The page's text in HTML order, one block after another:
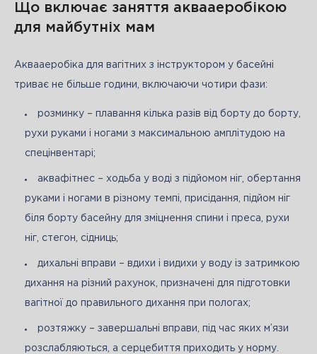
Що включає заняття аквааеробікою
для майбутніх мам
Аквааеробіка для вагітних з інструктором у басейні
триває не більше години, включаючи чотири фази:
розминку – плавання кілька разів від борту до борту,
рухи руками і ногами з максимальною амплітудою на
спецінвентарі;
аквафітнес – ходьба у воді з підйомом ніг, обертання
руками і ногами в різному темпі, присідання, підйом ніг
біля борту басейну для зміцнення спини і преса, рухи
ніг, стегон, сідниць;
дихальні вправи – вдихи і видихи у воду із затримкою
дихання на різний рахунок, призначені для підготовки
вагітної до правильного дихання при пологах;
розтяжку – завершальні вправи, під час яких м’язи
розслабляються, а серцебиття приходить у норму.